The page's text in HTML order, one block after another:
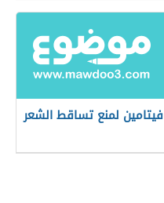
فيتامين لمنع تساقط الشعر